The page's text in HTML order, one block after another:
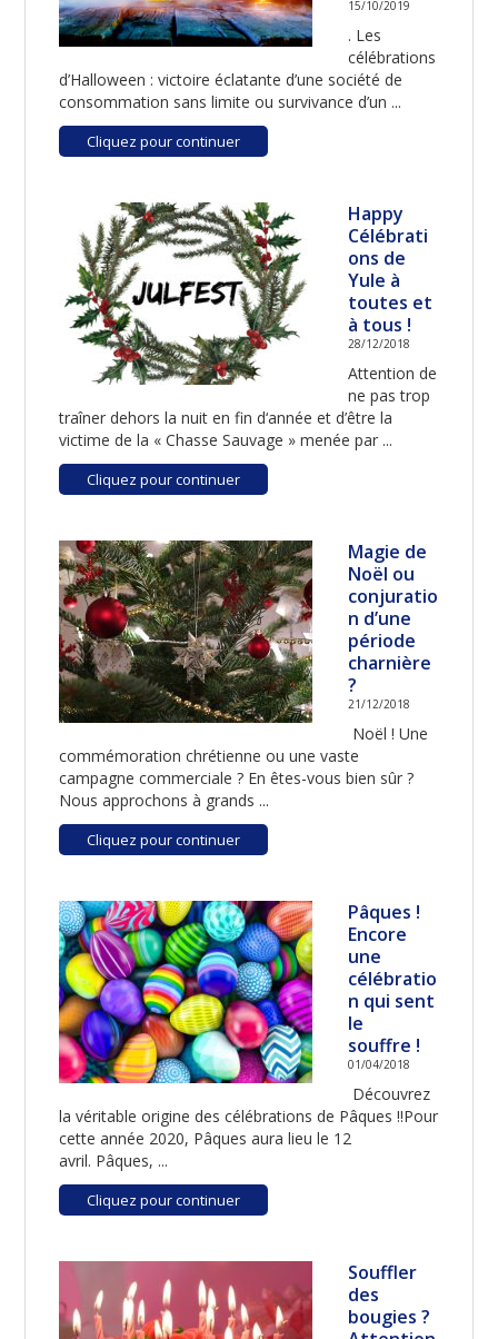
15/10/2019
. Les
célébrations
d’Halloween : victoire éclatante d’une société de
consommation sans limite ou survivance d’un ...
Cliquez pour continuer
Happy
Célébrati
ons de
Yule à
toutes et
à tous !
28/12/2018
Attention de
ne pas trop
traîner dehors la nuit en fin d‘année et d’être la
victime de la « Chasse Sauvage » menée par ...
Cliquez pour continuer
Magie de
Noël ou
conjuratio
n d’une
période
charnière
?
21/12/2018
Noël ! Une
commémoration chrétienne ou une vaste
campagne commerciale ? En êtes-vous bien sûr ?
Nous approchons à grands ...
Cliquez pour continuer
Pâques !
Encore
une
célébratio
n qui sent
le
souffre !
01/04/2018
Découvrez
la véritable origine des célébrations de Pâques !!Pour
cette année 2020, Pâques aura lieu le 12
avril. Pâques, ...
Cliquez pour continuer
Souffler
des
bougies ?